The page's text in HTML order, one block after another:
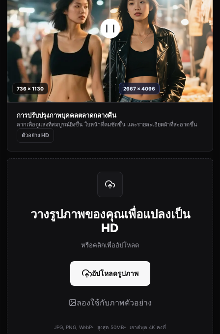
736 x 1130 2667 x 4096
การปรับปรุงภาพบุคคลตลาดกลางคืน
ลากเพื่อดูแสงที่สมบูรณ์ยิ่งขึ้น ใบหน้าที่คมชัดขึ้น และรายละเอียดผ้าที่สะอาดขึ้น
ตัวอย่าง HD
วางรูปภาพของคุณเพื่อแปลงเป็น
HD
หรือคลิกเพื่ออัปโหลด
อัปโหลดรูปภาพ
ลองใช้กับภาพตัวอย่าง
JPG, PNG, WebP สูงสุด 50MB เอาต์พุต 4K คงที่